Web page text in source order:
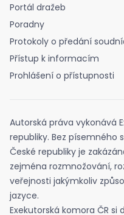
Portál dražeb
Poradny
Protokoly o předání
Přístup k informacím
Prohlášení o přístupnosti
Autorská práva vykonává
republiky. Bez písemného
České republiky je
zejména rozmnožování,
veřejnosti jakýmkoliv
jazyce.
Exekutorská komora ČR